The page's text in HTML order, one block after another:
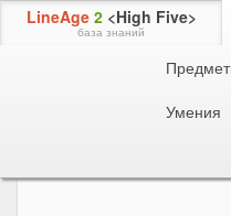
LineAge 2 <High Five>
база знаний
Умения
Топоры /